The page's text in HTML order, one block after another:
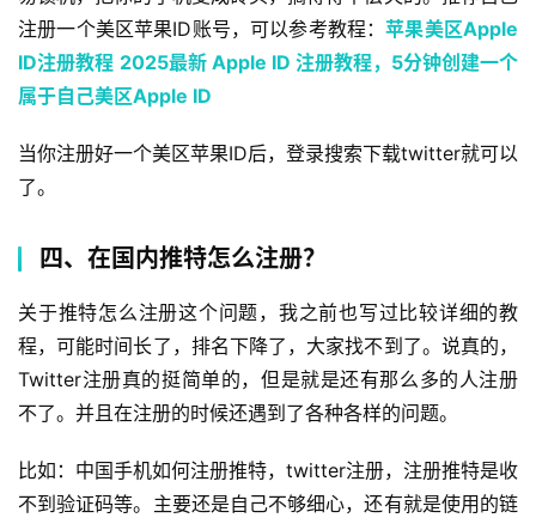
注册一个美区苹果ID账号，可以参考教程：苹果美区Apple
ID注册教程 2025最新 Apple ID 注册教程，5分钟创建一个
属于自己美区Apple ID
当你注册好一个美区苹果ID后，登录搜索下载twitter就可以
了。
四、在国内推特怎么注册？
关于推特怎么注册这个问题，我之前也写过比较详细的教
程，可能时间长了，排名下降了，大家找不到了。说真的，
Twitter注册真的挺简单的，但是就是还有那么多的人注册
不了。并且在注册的时候还遇到了各种各样的问题。
比如：中国手机如何注册推特，twitter注册，注册推特是收
不到验证码等。主要还是自己不够细心，还有就是使用的链